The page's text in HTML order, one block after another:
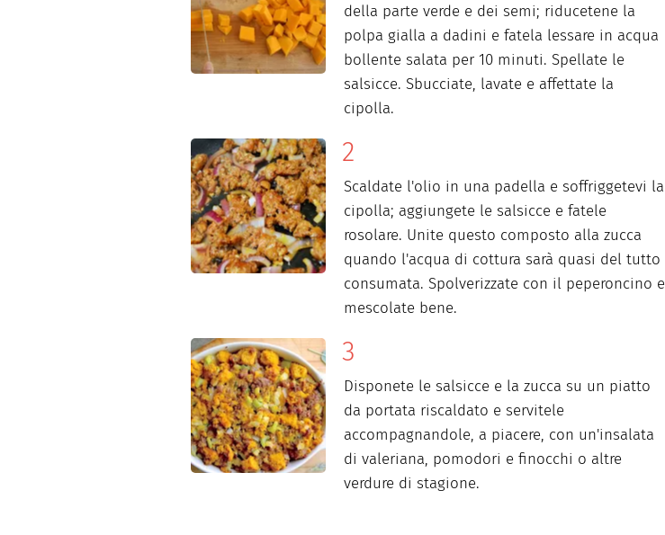
della parte verde e dei semi; riducetene la
polpa gialla a dadini e fatela lessare in acqua
bollente salata per 10 minuti. Spellate le
salsicce. Sbucciate, lavate e affettate la
cipolla.
Scaldate l'olio in una padella e soffriggetevi la
cipolla; aggiungete le salsicce e fatele
rosolare. Unite questo composto alla zucca
quando l'acqua di cottura sarà quasi del tutto
consumata. Spolverizzate con il peperoncino e
mescolate bene.
Disponete le salsicce e la zucca su un piatto
da portata riscaldato e servitele
accompagnandole, a piacere, con un'insalata
di valeriana, pomodori e finocchi o altre
verdure di stagione.